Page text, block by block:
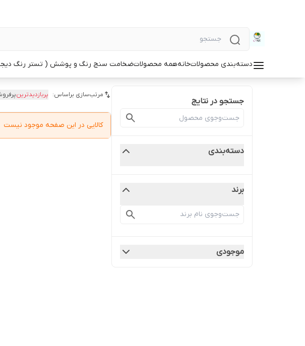
دسته‌بندی محصولاتخانههمه محصولاتضخامت سنج رنگ و پوشش ( تستر رنگ
جستجو در نتایج
دسته‌بندی
برند
موجودی
مرتب‌سازی براساس: پربازدیدترین
کالایی در این صفحه موجود نیست